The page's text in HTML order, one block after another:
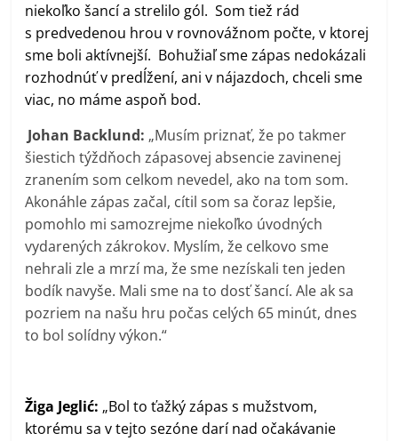
niekoľko šancí a strelilo gól. Som tiež rád
s predvedenou hrou v rovnovážnom počte, v ktorej
sme boli aktívnejší. Bohužiaľ sme zápas nedokázali
rozhodnúť v predĺžení, ani v nájazdoch, chceli sme
viac, no máme aspoň bod.
Johan Backlund:„Musím priznať, že po takmer
šiestich týždňoch zápasovej absencie zavinenej
zranením som celkom nevedel, ako na tom som.
Akonáhle zápas začal, cítil som sa čoraz lepšie,
pomohlo mi samozrejme niekoľko úvodných
vydarených zákrokov. Myslím, že celkovo sme
nehrali zle a mrzí ma, že sme nezískali ten jeden
bodík navyše. Mali sme na to dosť šancí. Ale ak sa
pozriem na našu hru počas celých 65 minút, dnes
to bol solídny výkon.“
Žiga Jeglić: „Bol to ťažký zápas s mužstvom,
ktorému sa v tejto sezóne darí nad očakávanie